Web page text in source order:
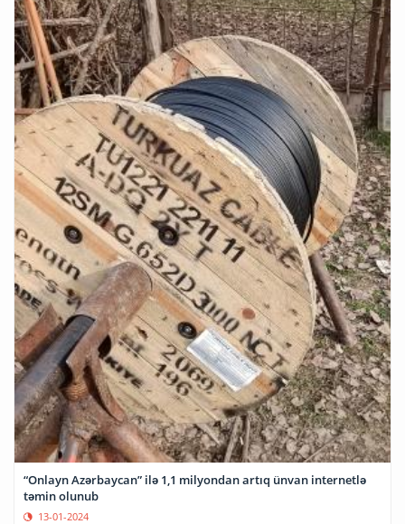
“Onlayn Azərbaycan” ilə 1,1 milyondan artıq ünvan internetlə
təmin olunub
13-01-2024